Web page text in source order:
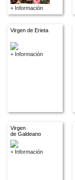
+ Información
Virgen de Erieta
+ Información
Virgen
de Galdeano
+ Información